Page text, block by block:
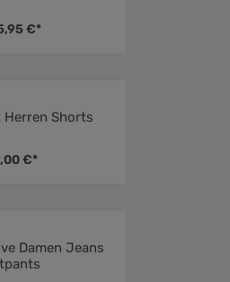
€*
Herren Shorts
€*
Durchschnittliche Bewertung von
Damen Jeans